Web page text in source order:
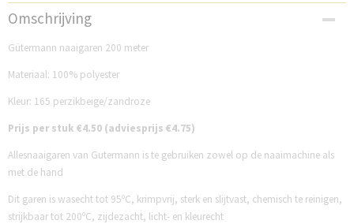
Productcode
GM200N165
Omschrijving
Gütermann naaigaren 200 meter
Materiaal: 100% polyester
Kleur: 165 perzikbeige/zandroze
Prijs per stuk €4.50 (adviesprijs €4.75)
Allesnaaigaren van Gutermann is te gebruiken zowel op de naaimachine als
met de hand
Dit garen is wasecht tot 95ºC, krimpvrij, sterk en slijtvast, chemisch te reinigen,
strijkbaar tot 200ºC, zijdezacht, licht- en kleurecht